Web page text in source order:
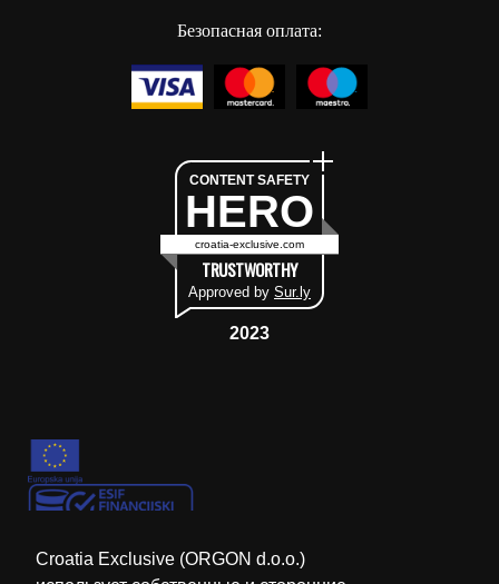
Croatia Exclusive (ORGON d.o.o.)
Безопасная оплата:
CONTENT SAFETY
HERO
croatia-exclusive.com
TRUSTWORTHY
Approved by Sur.ly
2023